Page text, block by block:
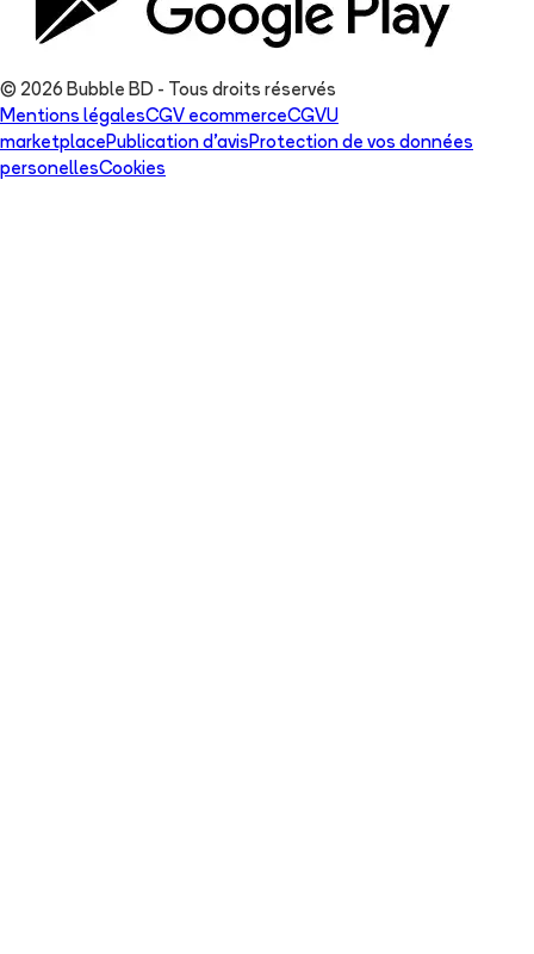
© 2026 Bubble BD - Tous droits réservés
Mentions légalesCGV ecommerceCGVU
marketplacePublication d'avisProtection de vos données
personellesCookies